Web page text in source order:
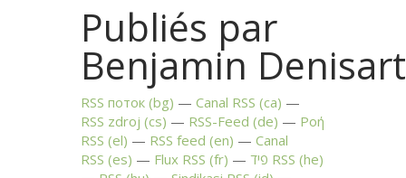
Publiés par
Benjamin Denisart
RSS поток (bg) Canal RSS (ca)
RSS zdroj (cs) RSS-Feed (de)
Ροή
RSS (el) RSS feed (en)
Canal
RSS (es) Flux RSS (fr) RSS (he)